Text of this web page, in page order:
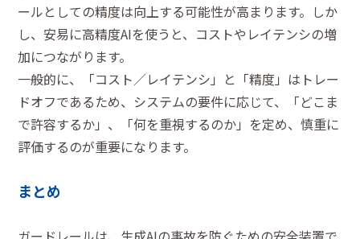
ールとしての精度は向上する可能性が高まります。しか
し、安易に高精度AIを使うと、コストやレイテンシの増
加につながります。
一般的に、「コスト／レイテンシ」と「精度」はトレー
ドオフであるため、システムの要件に応じて、「どこま
で許容するか」、「何を重視するのか」を定め、慎重に
評価するのが重要になります。
まとめ